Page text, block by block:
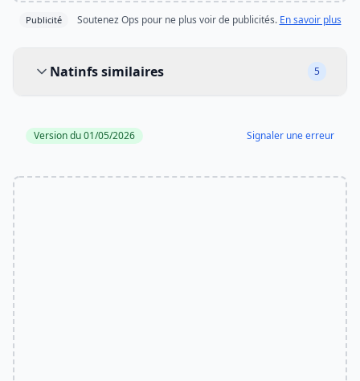
Publicité Soutenez Ops pour ne plus voir de publicités. En savoir plus
Natinfs similaires
5
Version du 01/05/2026 Signaler une erreur